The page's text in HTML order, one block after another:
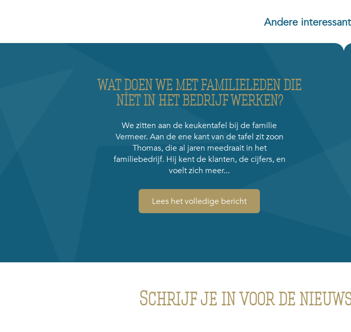
Andere
WAT DOEN WE MET FAMILIELEDEN DIE
NÍET IN HET BEDRIJF WERKEN?
We zitten aan de keukentafel bij de familie
Vermeer. Aan de ene kant van de tafel zit zoon
Thomas, die al jaren meedraait in het
familiebedrijf. Hij kent de klanten, de cijfers, en
voelt zich meer...
Lees het volledige bericht
Schrijf je in voor de